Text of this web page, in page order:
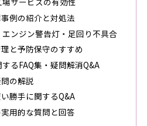
例の紹介と対処法
ンジン警告灯・足回り不具合
と予防保守のすすめ
るFAQ集・疑問解消Q&A
の解説
勝手に関するQ&A
用的な質問と回答